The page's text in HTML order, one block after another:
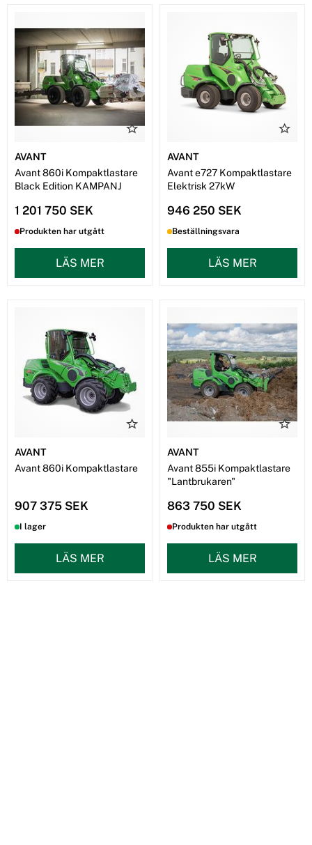
AVANT
Avant 860i Kompaktlastare
Black Edition KAMPANJ
1 201 750 SEK
Produkten har utgått
LÄS MER
AVANT
Avant e727 Kompaktlastare
Elektrisk 27kW
946 250 SEK
Beställningsvara
LÄS MER
AVANT
Avant 860i Kompaktlastare
907 375 SEK
I lager
LÄS MER
AVANT
Avant 855i Kompaktlastare
"Lantbrukaren"
863 750 SEK
Produkten har utgått
LÄS MER